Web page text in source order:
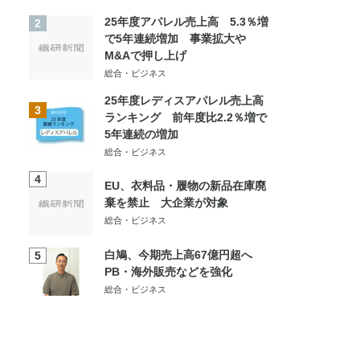
2
25年度アパレル売上高 5.3％増
で5年連続増加 事業拡大や
M&Aで押し上げ
総合・ビジネス
3
25年度レディスアパレル売上高
ランキング 前年度比2.2％増で
5年連続の増加
総合・ビジネス
4
EU、衣料品・履物の新品在庫廃
棄を禁止 大企業が対象
総合・ビジネス
5
白鳩、今期売上高67億円超へ
PB・海外販売などを強化
総合・ビジネス